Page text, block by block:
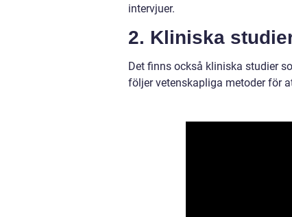
intervjuer.
2. Kliniska
Det finns också kliniska studier
följer vetenskapliga metoder för